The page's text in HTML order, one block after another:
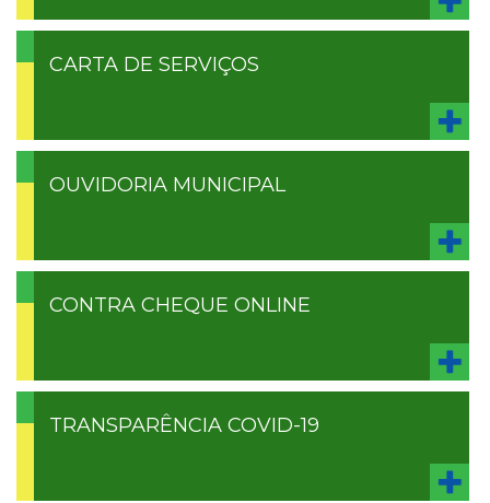
CARTA DE SERVIÇOS
OUVIDORIA MUNICIPAL
CONTRA CHEQUE ONLINE
TRANSPARÊNCIA COVID-19